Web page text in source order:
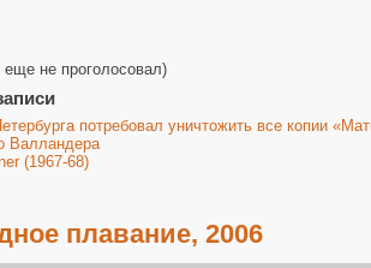
еще не проголосовал)
потребовал уничтожить все копии
Валландера
(1967-68)
плавание, 2006